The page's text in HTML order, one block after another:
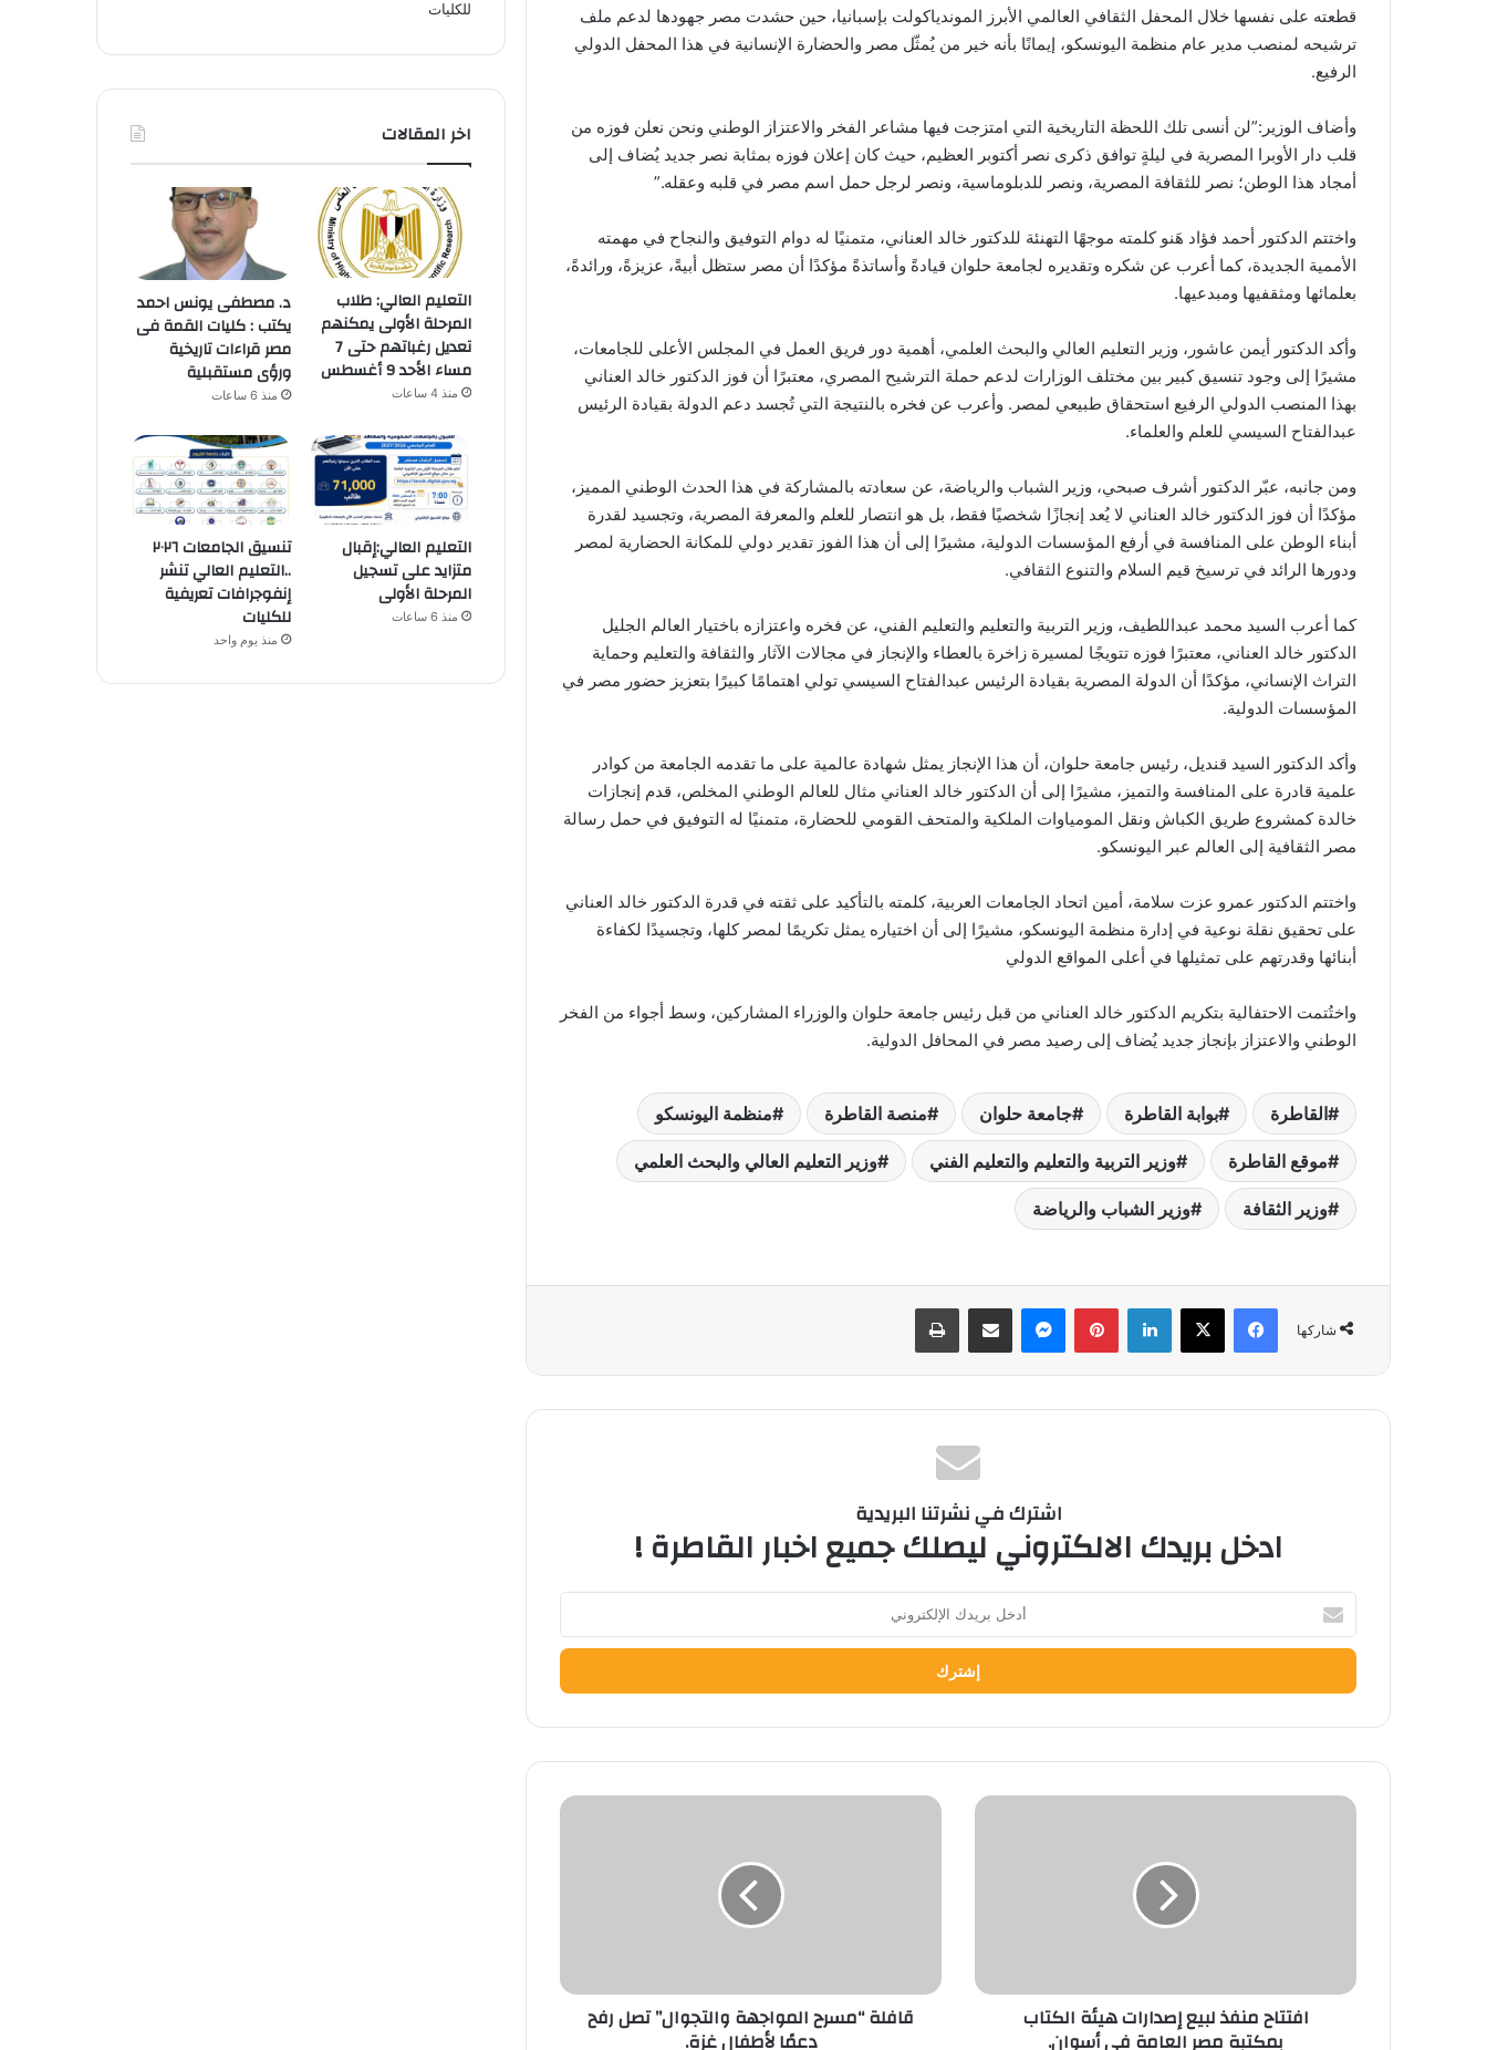
قطعته على نفسها خلال المحفل الثقافي العالمي الأبرز الموندياكولت بإسبانيا، حين حشدت مصر جهودها لدعم ملف
ترشيحه لمنصب مدير عام منظمة اليونسكو، إيمانًا بأنه خير من يُمثّل مصر والحضارة الإنسانية في هذا المحفل الدولي
الرفيع.
وأضاف الوزير:”لن أنسى تلك اللحظة التاريخية التي امتزجت فيها مشاعر الفخر والاعتزاز الوطني ونحن نعلن فوزه من
قلب دار الأوبرا المصرية في ليلةٍ توافق ذكرى نصر أكتوبر العظيم، حيث كان إعلان فوزه بمثابة نصر جديد يُضاف إلى
أمجاد هذا الوطن؛ نصر للثقافة المصرية، ونصر للدبلوماسية، ونصر لرجل حمل اسم مصر في قلبه وعقله.”
واختتم الدكتور أحمد فؤاد هَنو كلمته موجهًا التهنئة للدكتور خالد العناني، متمنيًا له دوام التوفيق والنجاح في مهمته
الأممية الجديدة، كما أعرب عن شكره وتقديره لجامعة حلوان قيادةً وأساتذةً مؤكدًا أن مصر ستظل أبيةً، عزيزةً، ورائدةً،
بعلمائها ومثقفيها ومبدعيها.
وأكد الدكتور أيمن عاشور، وزير التعليم العالي والبحث العلمي، أهمية دور فريق العمل في المجلس الأعلى للجامعات،
مشيرًا إلى وجود تنسيق كبير بين مختلف الوزارات لدعم حملة الترشيح المصري، معتبرًا أن فوز الدكتور خالد العناني
بهذا المنصب الدولي الرفيع استحقاق طبيعي لمصر. وأعرب عن فخره بالنتيجة التي تُجسد دعم الدولة بقيادة الرئيس
عبدالفتاح السيسي للعلم والعلماء.
ومن جانبه، عبّر الدكتور أشرف صبحي، وزير الشباب والرياضة، عن سعادته بالمشاركة في هذا الحدث الوطني المميز،
مؤكدًا أن فوز الدكتور خالد العناني لا يُعد إنجازًا شخصيًا فقط، بل هو انتصار للعلم والمعرفة المصرية، وتجسيد لقدرة
أبناء الوطن على المنافسة في أرفع المؤسسات الدولية، مشيرًا إلى أن هذا الفوز تقدير دولي للمكانة الحضارية لمصر
ودورها الرائد في ترسيخ قيم السلام والتنوع الثقافي.
كما أعرب السيد محمد عبداللطيف، وزير التربية والتعليم والتعليم الفني، عن فخره واعتزازه باختيار العالم الجليل
الدكتور خالد العناني، معتبرًا فوزه تتويجًا لمسيرة زاخرة بالعطاء والإنجاز في مجالات الآثار والثقافة والتعليم وحماية
التراث الإنساني، مؤكدًا أن الدولة المصرية بقيادة الرئيس عبدالفتاح السيسي تولي اهتمامًا كبيرًا بتعزيز حضور مصر في
المؤسسات الدولية.
وأكد الدكتور السيد قنديل، رئيس جامعة حلوان، أن هذا الإنجاز يمثل شهادة عالمية على ما تقدمه الجامعة من كوادر
علمية قادرة على المنافسة والتميز، مشيرًا إلى أن الدكتور خالد العناني مثال للعالم الوطني المخلص، قدم إنجازات
خالدة كمشروع طريق الكباش ونقل المومياوات الملكية والمتحف القومي للحضارة، متمنيًا له التوفيق في حمل رسالة
مصر الثقافية إلى العالم عبر اليونسكو.
واختتم الدكتور عمرو عزت سلامة، أمين اتحاد الجامعات العربية، كلمته بالتأكيد على ثقته في قدرة الدكتور خالد العناني
على تحقيق نقلة نوعية في إدارة منظمة اليونسكو، مشيرًا إلى أن اختياره يمثل تكريمًا لمصر كلها، وتجسيدًا لكفاءة
أبنائها وقدرتهم على تمثيلها في أعلى المواقع الدولي
واختُتمت الاحتفالية بتكريم الدكتور خالد العناني من قبل رئيس جامعة حلوان والوزراء المشاركين، وسط أجواء من الفخر
الوطني والاعتزاز بإنجاز جديد يُضاف إلى رصيد مصر في المحافل الدولية.
القاطرة بوابة القاطرة جامعة حلوان منصة القاطرة منظمة اليونسكو
موقع القاطرة وزير التربية والتعليم والتعليم الفني وزير التعليم العالي والبحث العلمي
وزير الثقافة وزير الشباب والرياضة
شاركها
فيسبوك ‫X لينكدإن بينتيريستماسنجر مشاركة عبر البريد طباعة
اشترك في نشرتنا البريدية
ادخل بريدك الالكتروني ليصلك جميع اخبار القاطرة !
بريدك
الإلكتروني
افتتاح
العامة
افتتاح منفذ لبيع إصدارات هيئة الكتاب
بمكتبة مصر العامة في أسوان.
قافلة
غزة.
قافلة “مسرح المواجهة والتجوال” تصل رفح
دعمًا لأطفال غزة.
اخر المقالات
التعليم العالي: طلاب
المرحلة الأولى يمكنهم
تعديل رغباتهم حتى 7
مساء الأحد 9 أغسطس
منذ 4 ساعات
د. مصطفى يونس احمد
يكتب : كليات القمة فى
مصر قراءات تاريخية
ورؤى مستقبلية
منذ 6 ساعات
التعليم العالي:إقبال
متزايد على تسجيل
المرحلة الأولى
منذ 6 ساعات
تنسيق الجامعات ٢٠٢٦
..التعليم العالي تنشر
إنفوجرافات تعريفية
للكليات
منذ يوم واحد